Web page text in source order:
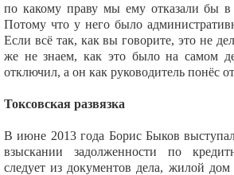
по какому праву мы ему отказали бы в
Потому что у него было
Если всё так, как вы говорите, это не
же не знаем, как это было на самом
отключил, а он как руководитель понёс
Токсовская развязка
В июне 2013 года Борис Быков
взыскании задолженности по
следует из документов дела, жилой